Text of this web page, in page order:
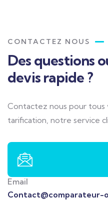
CONTACTEZ NOUS
Des questions
devis rapide ?
Contactez nous pour tous
tarification, notre service
Email
Contact@comparateur-